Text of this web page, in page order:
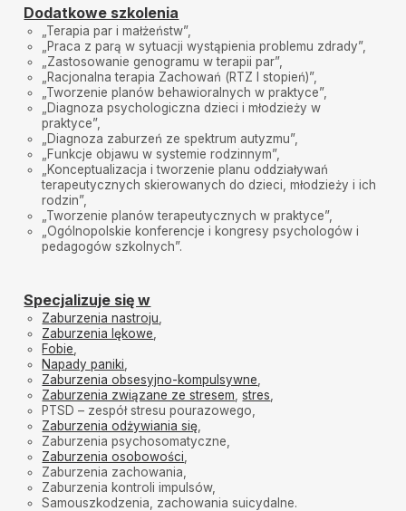
Dodatkowe szkolenia
„Terapia par i małżeństw”,
„Praca z parą w sytuacji wystąpienia problemu zdrady”,
„Zastosowanie genogramu w terapii par”,
„Racjonalna terapia Zachowań (RTZ I stopień)”,
„Tworzenie planów behawioralnych w praktyce”,
„Diagnoza psychologiczna dzieci i młodzieży w
praktyce”,
„Diagnoza zaburzeń ze spektrum autyzmu”,
„Funkcje objawu w systemie rodzinnym”,
„Konceptualizacja i tworzenie planu oddziaływań
terapeutycznych skierowanych do dzieci, młodzieży i ich
rodzin”,
„Tworzenie planów terapeutycznych w praktyce”,
„Ogólnopolskie konferencje i kongresy psychologów i
pedagogów szkolnych”.
Specjalizuje się w
Zaburzenia nastroju
Zaburzenia lękowe
Fobie
Napady paniki
Zaburzenia obsesyjno-kompulsywne
Zaburzenia związane ze stresem ,stres
PTSD – zespół stresu pourazowego,
Zaburzenia odżywiania się
Zaburzenia psychosomatyczne,
Zaburzenia osobowości
Zaburzenia zachowania,
Zaburzenia kontroli impulsów,
Samouszkodzenia, zachowania suicydalne.